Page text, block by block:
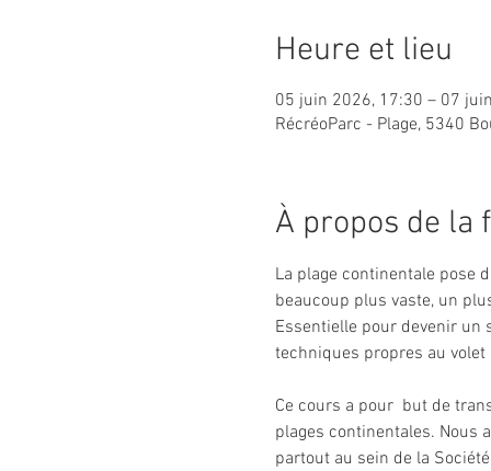
Heure et lieu
05 juin 2026, 17:30 – 07
RécréoParc - Plage, 5340
À propos de la
La plage continentale pose
beaucoup plus vaste, un
Essentielle pour devenir un
techniques propres au
Ce cours a pour  but de
plages continentales. Nous
partout au sein de la